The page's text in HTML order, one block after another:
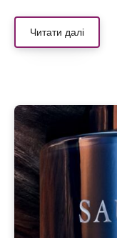
Читати далі